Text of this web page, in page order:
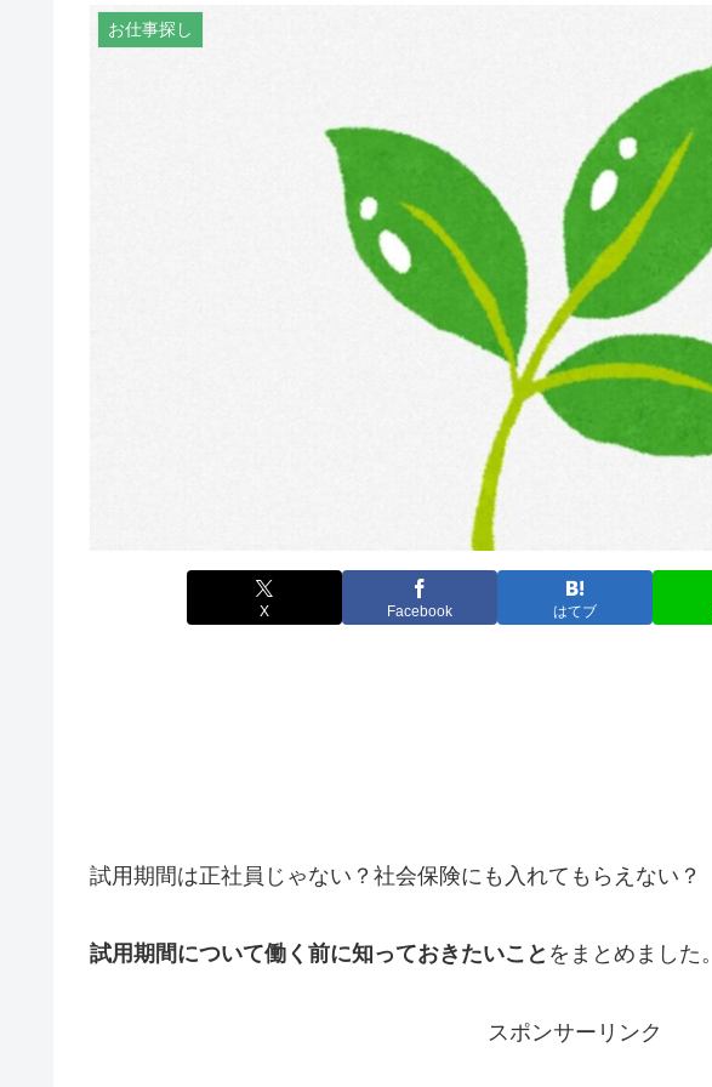
お仕事探し
X Facebook はてブ
試用期間は正社員じゃない？社会保険にも入れてもらえない？
試用期間について働く前に知っておきたいこと をまとめました。
スポンサーリンク